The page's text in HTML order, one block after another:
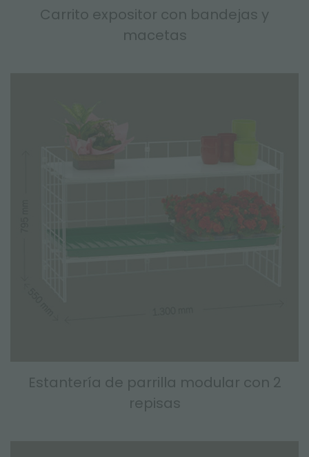
Carrito expositor con bandejas y
macetas
Estantería de parrilla modular con 2
repisas